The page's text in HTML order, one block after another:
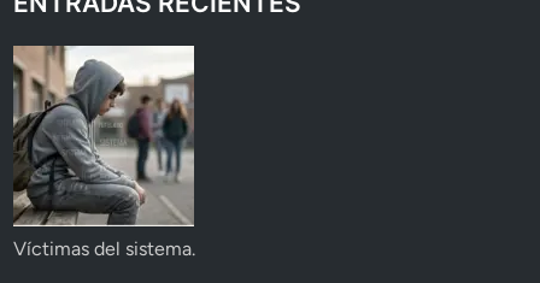
Víctimas del sistema.